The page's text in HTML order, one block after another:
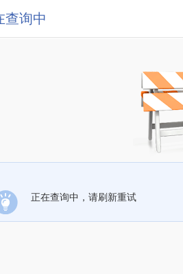
查询中
正在查询中，请刷新重试